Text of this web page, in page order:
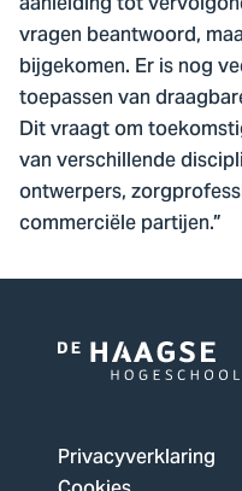
vragen beantwoord,
bijgekomen. Er is nog
toepassen van
Dit vraagt om
van verschillende
ontwerpers,
commerciële partijen.”
Logo
De
Haagse
Privacyverklaring